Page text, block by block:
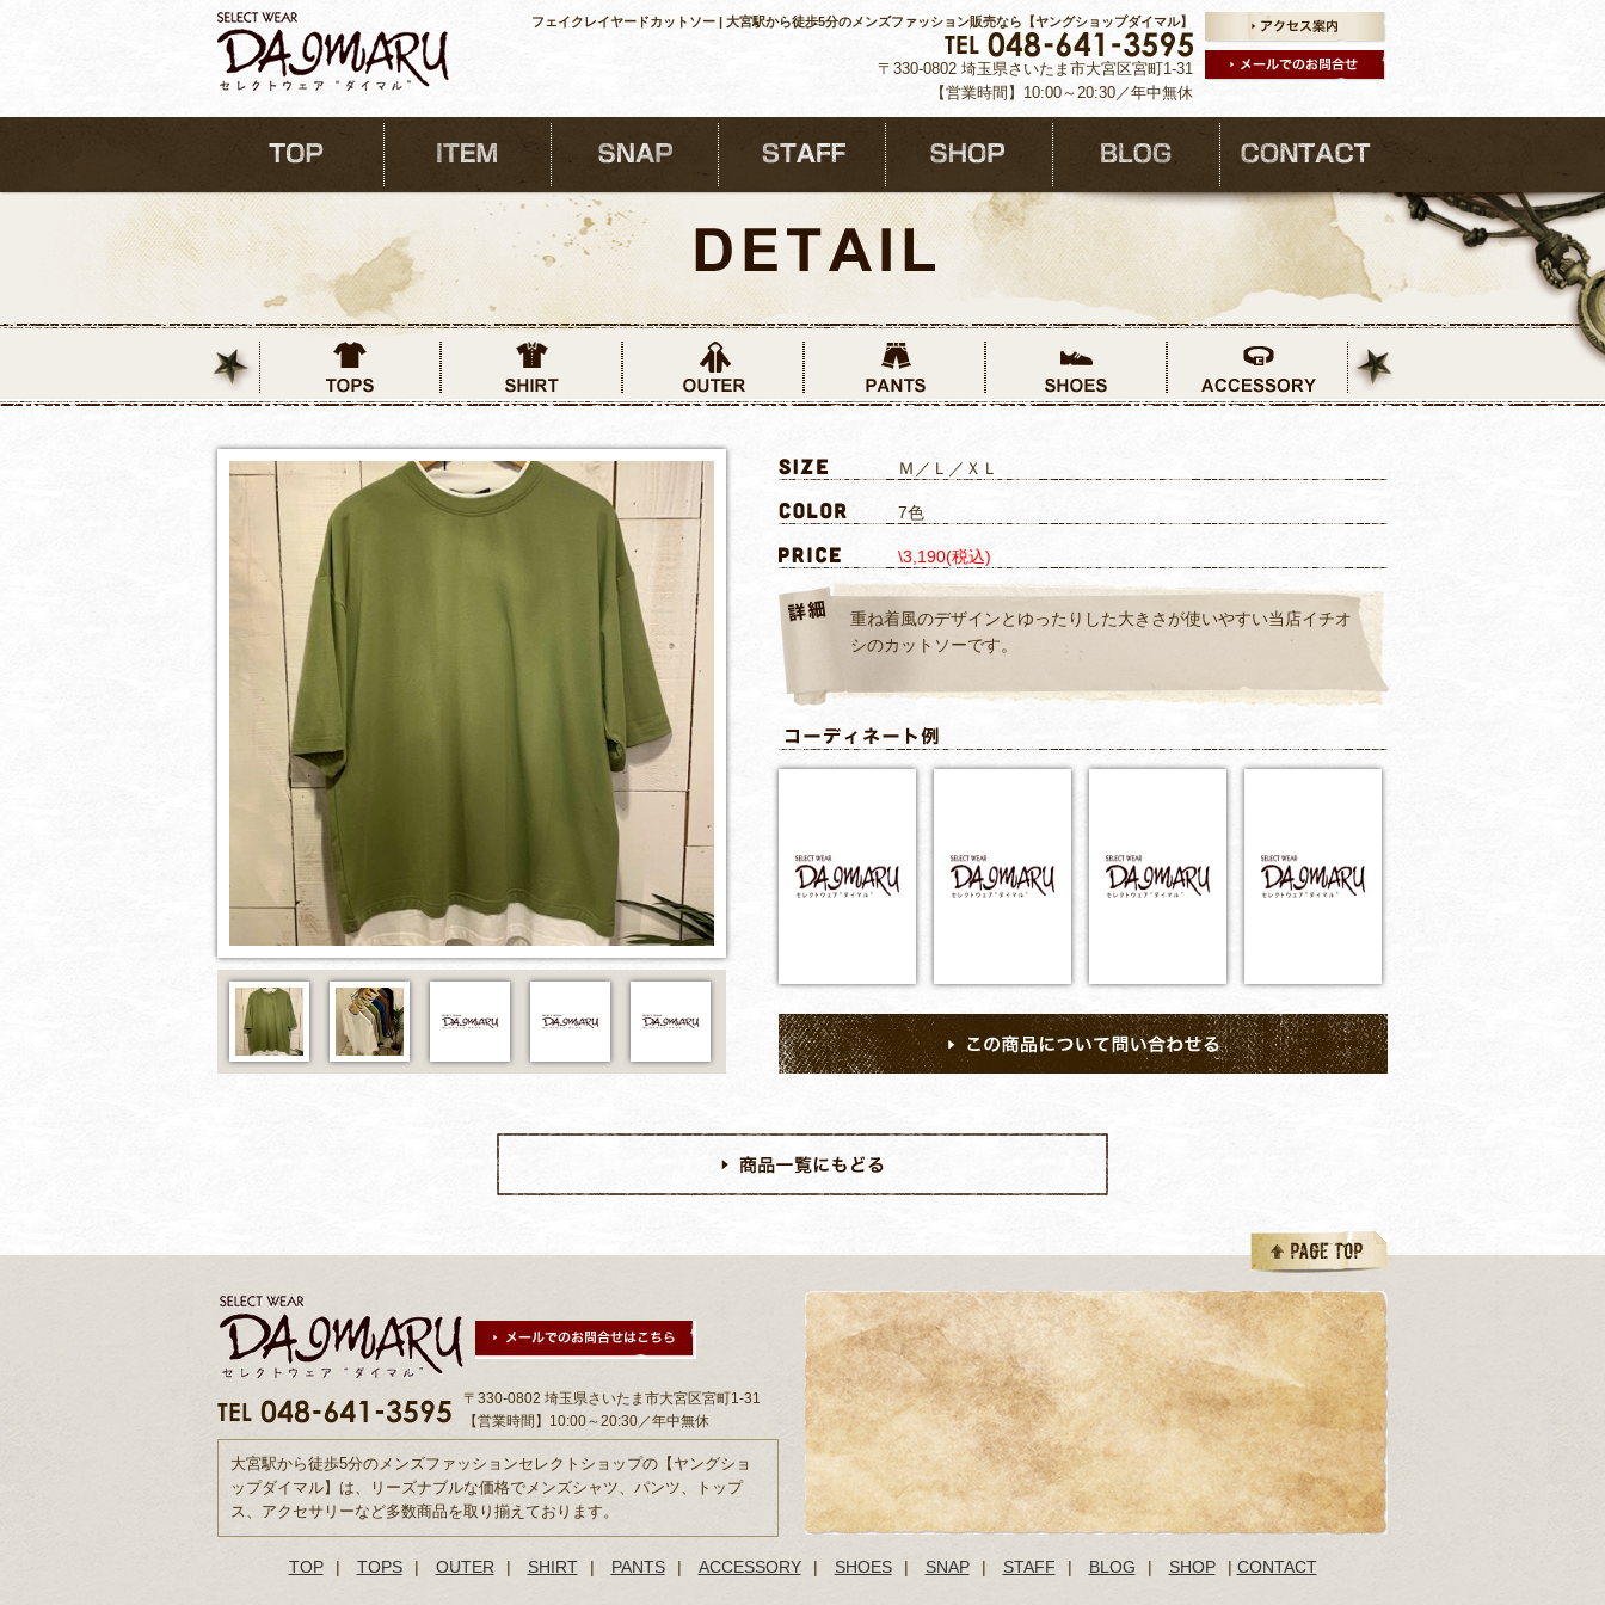
フェイクレイヤードカットソー | 大宮駅から徒歩5分のメンズファッション販売なら【ヤングショップダイマル】
〒330-0802 埼玉県さいたま市大宮区宮町1-31
【営業時間】10:00～20:30／年中無休
Ｍ／Ｌ／ＸＬ
7色
\3,190(税込)
重ね着風のデザインとゆったりした大きさが使いやすい当店イチオ
シのカットソーです。
〒330-0802 埼玉県さいたま市大宮区宮町1-31
【営業時間】10:00～20:30／年中無休
大宮駅から徒歩5分のメンズファッションセレクトショップの【ヤングショ
ップダイマル】は、リーズナブルな価格でメンズシャツ、パンツ、トップ
ス、アクセサリーなど多数商品を取り揃えております。
TOP | TOPS | OUTER | SHIRT | PANTS | ACCESSORY | SHOES | SNAP | STAFF | BLOG | SHOP | CONTACT